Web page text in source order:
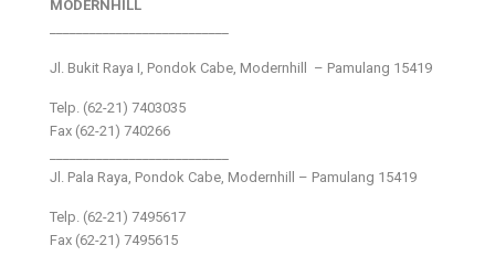
MODERNHILL
Jl. Bukit Raya I, Pondok Cabe, Modernhill – Pamulang 15419
Telp. (62-21) 7403035
Fax (62-21) 740266
Jl. Pala Raya, Pondok Cabe, Modernhill – Pamulang 15419
Telp. (62-21) 7495617
Fax (62-21) 7495615